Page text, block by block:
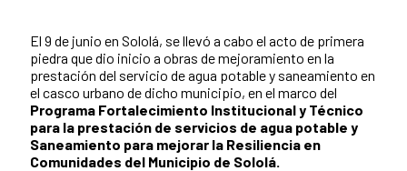
El 9 de junio en Sololá, se llevó a cabo el acto de primera
piedra que dio inicio a obras de mejoramiento en la
prestación del servicio de agua potable y saneamiento en
el casco urbano de dicho municipio, en el marco del
Programa Fortalecimiento Institucional y Técnico
para la prestación de servicios de agua potable y
Saneamiento para mejorar la Resiliencia en
Comunidades del Municipio de Sololá.